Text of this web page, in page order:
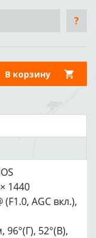
?
В корзину
1440
AGC вкл.),
52°(В),